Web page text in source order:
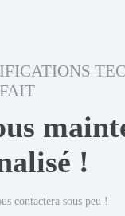
!
contactera sous peu !